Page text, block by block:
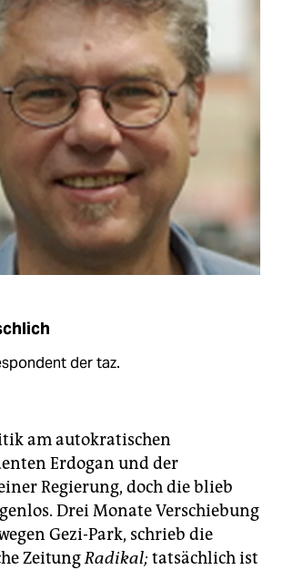
der taz.
am autokratischen
Erdogan und der
Regierung, doch die blieb
Drei Monate Verschiebung
Gezi-Park, schrieb die
ZeitungRadikal; tatsächlich ist